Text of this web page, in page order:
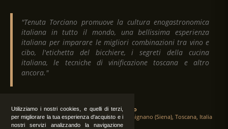
Utilizziamo i nostri cookies, e quelli di terzi,
per migliorare la tua esperienza d'acquisto e i
nostri servizi analizzando la navigazione
"Tenuta Torciano promuove la cultura enogastronomica
italiana in tutto il mondo, una bellissima esperienza
italiana per imparare le migliori combinazioni tra vino e
cibo, l'etichetta del bicchiere, i segreti della cucina
italiana, le tecniche di vinificazione toscana e altro
ancora."
Tenuta Torciano
Via Crocetta 16, Loc. Ulignano 53037 San Gimignano (Siena), Toscana, Italia